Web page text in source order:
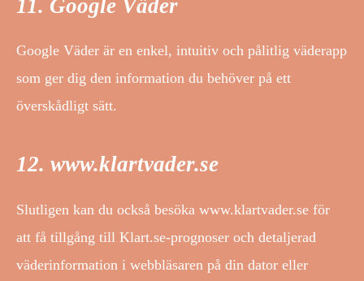
11. Google Väder
Google Väder är en enkel, intuitiv och pålitlig väderapp
som ger dig den information du behöver på ett
överskådligt sätt.
12. www.klartvader.se
Slutligen kan du också besöka www.klartvader.se för
att få tillgång till Klart.se-prognoser och detaljerad
väderinformation i webbläsaren på din dator eller